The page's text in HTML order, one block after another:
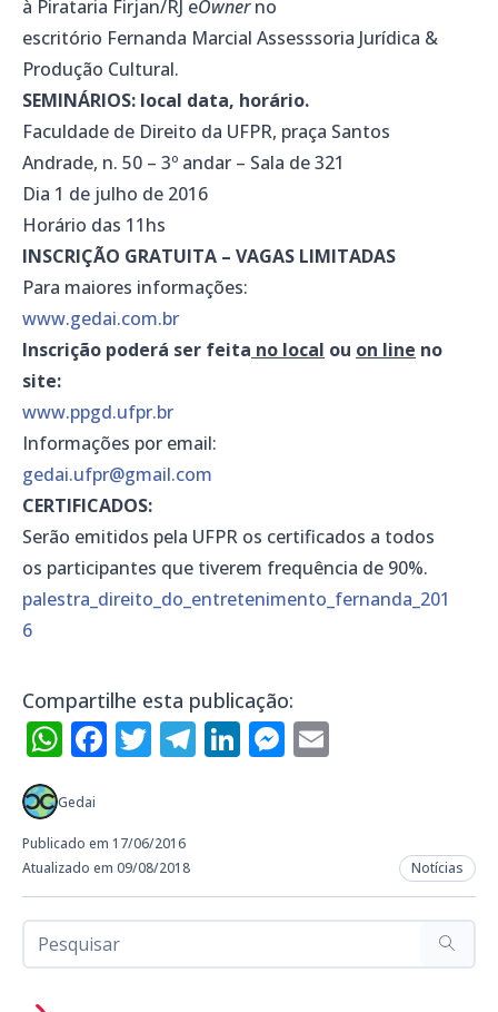
à Pirataria Firjan/RJ eOwnerno
escritório Fernanda Marcial Assesssoria Jurídica &
Produção Cultural.
SEMINÁRIOS: local data, horário.
Faculdade de Direito da UFPR, praça Santos
Andrade, n. 50 – 3º andar – Sala de 321
Dia 1 de julho de 2016
Horário das 11hs
INSCRIÇÃO GRATUITA – VAGAS LIMITADAS
Para maiores informações:
www.gedai.com.br
Inscrição poderá ser feita no local ou on line no
site:
www.ppgd.ufpr.br
Informações por email:
gedai.ufpr@gmail.com
CERTIFICADOS:
Serão emitidos pela UFPR os certificados a todos
os participantes que tiverem frequência de 90%.
palestra_direito_do_entretenimento_fernanda_201
6
Compartilhe esta publicação:
WhatsApp
Facebook
Twitter
Telegram
LinkedIn
Messenger
Gedai
Publicado em 17/06/2016
Atualizado em 09/08/2018
Notícias